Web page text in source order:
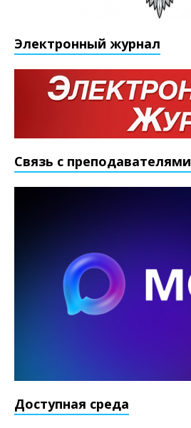
Электронный журнал
Связь с преподавателями
Доступная среда